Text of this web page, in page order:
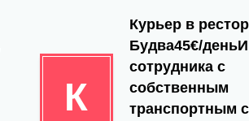
К
Курьер в
Будва45€/
сотрудника с
собственным
транспортным